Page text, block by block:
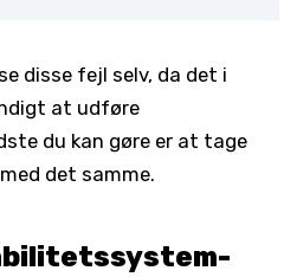
disse fejl selv, da det i
at udføre
du kan gøre er at tage
det samme.